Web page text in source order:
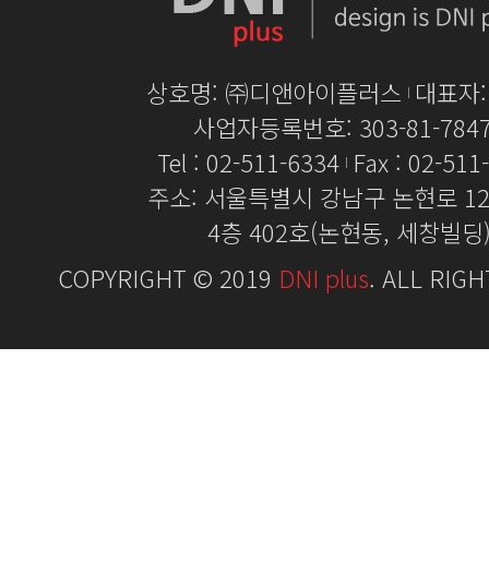
상호명: ㈜디앤아이플러스 대표
사업자등록번호: 303-81-
Tel : 02-511-6334 Fax : 02-
주소: 서울특별시 강남구 논현로
4층 402호(논현동, 세창빌
COPYRIGHT © 2019 DNI plus. ALL